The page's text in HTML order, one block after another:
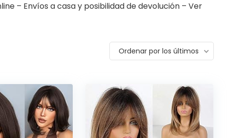
– Envíos a casa y posibilidad de devolución – Ver
Ordenar por los últimos